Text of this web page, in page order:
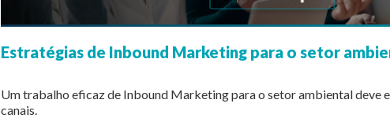
Estratégias de Inbound Marketing para o setor
Um trabalho eficaz de Inbound Marketing para o setor ambiental deve
canais.